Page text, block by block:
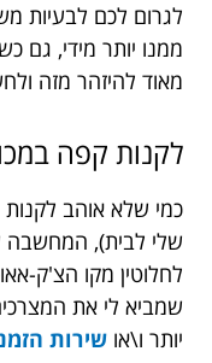
לגרום לכם לבעיות
ממנו יותר מידי, גם
מאוד להיזהר מזה
לקנות קפה
כמי שלא אוהב
שלי לבית), המחשבה
לחלוטין מקו הצ'ק-
שמביא לי את
יותר ו\או שירות